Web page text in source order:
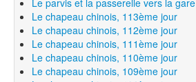
Le chapeau chinois, 113ème jour
Le chapeau chinois, 112ème jour
Le chapeau chinois, 111ème jour
Le chapeau chinois, 110ème jour
Le chapeau chinois, 109ème jour